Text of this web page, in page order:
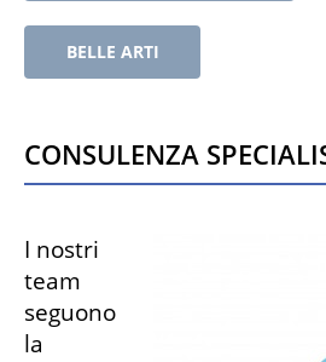
BELLE ARTI
Consulenza
I nostri
team
seguono
la